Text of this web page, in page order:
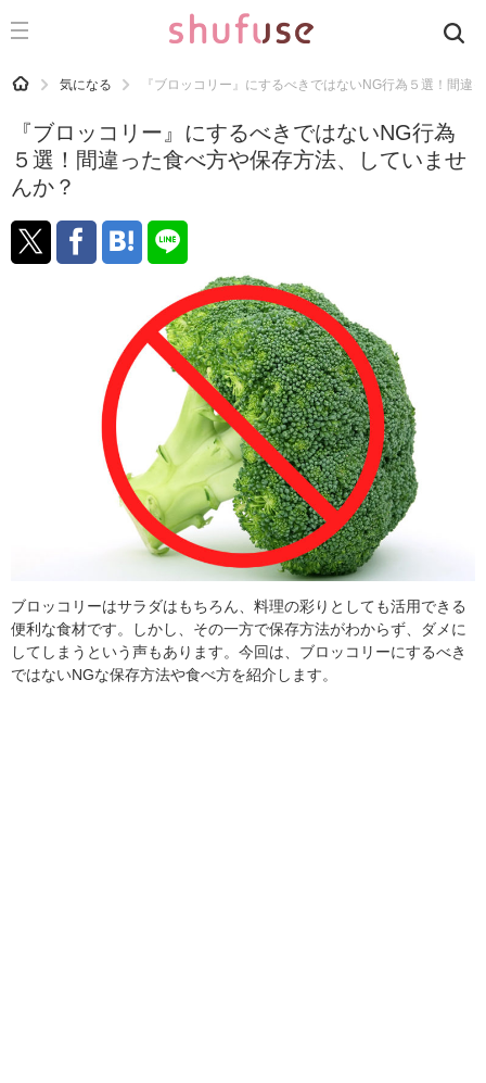
CATEGORY 記事カテゴリ
運気
洗濯
生活の知恵
食材辞典
HOME 気になる 『ブロッコリー』にするべきではないNG行為５選！間違
『ブロッコリー』にするべきではないNG行為
５選！間違った食べ方や保存方法、していませ
んか？
ブロッコリーはサラダはもちろん、料理の彩りとしても活用できる
便利な食材です。しかし、その一方で保存方法がわからず、ダメに
してしまうという声もあります。今回は、ブロッコリーにするべき
ではないNGな保存方法や食べ方を紹介します。